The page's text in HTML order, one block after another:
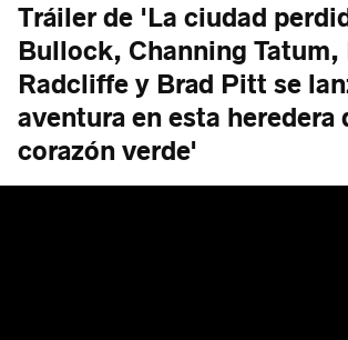
Tráiler de 'La ciudad
Bullock, Channing Tatum,
Radcliffe y Brad Pitt se
aventura en esta heredera
corazón verde'